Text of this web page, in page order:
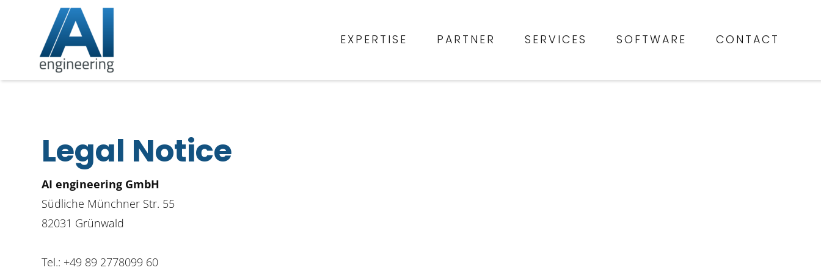
EXPERTISE PARTNER SERVICES SOFTWARE CONTACT
Legal Notice
AI engineering GmbH
Südliche Münchner Str. 55
82031 Grünwald
Tel.: +49 89 2778099 60